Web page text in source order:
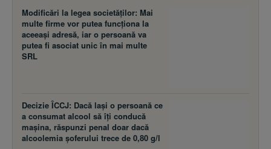
Modificări la legea societăţilor: Mai
multe firme vor putea funcţiona la
aceeaşi adresă, iar o persoană va
putea fi asociat unic în mai multe
SRL
Decizie ÎCCJ: Dacă laşi o persoană ce
a consumat alcool să îţi conducă
maşina, răspunzi penal doar dacă
alcoolemia şoferului trece de 0,80 g/l